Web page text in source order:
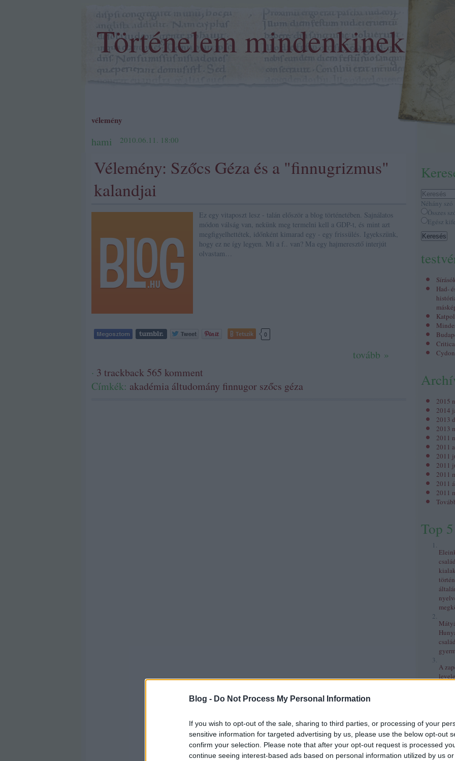
Blog - Do Not Process My Personal Information
If you wish to opt-out of the sale, sharing to third parties, or processing of your
sensitive information for targeted advertising by us, please use the below opt-out
confirm your selection. Please note that after your opt-out request is processed
continue seeing interest-based ads based on personal information utilized by us
Történelem mindenkinek
Néhány szó
Összes
Egész
Had-
Katpol
2015
2014
2013
2013
2011
2011
2011
2011
2011
2011
2011
Top 5
A
vélemény
hami 2010.06.11. 18:00
Vélemény: Szőcs Géza és a "finnugrizmus"
kalandjai
Ez egy vitaposzt lesz - talán először a blog történetében. Sajnálatos
módon válság van, nekünk meg termelni kell a GDP-t, és mint azt
megfigyelhettétek, időnként kimarad egy - egy frissülés. Igyekszünk,
hogy ez ne így legyen. Mi a f.. van? Ma egy hajmeresztő interjút
olvastam…
Tetszik 0
tovább »
· 3 trackback 565 komment
Címkék: akadémia áltudomány finnugor szőcs géza